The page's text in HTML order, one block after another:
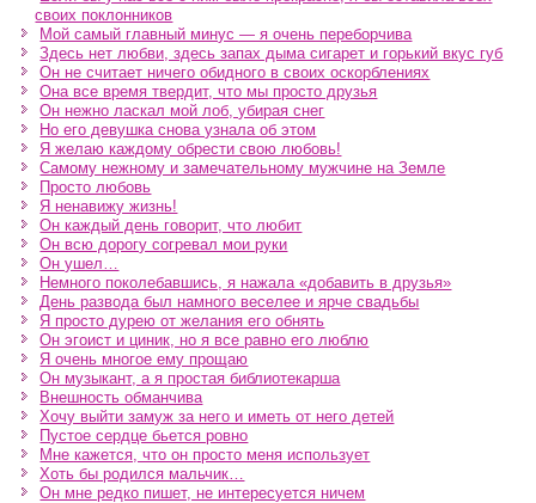
своих поклонников
Мой самый главный минус — я очень переборчива
Здесь нет любви, здесь запах дыма сигарет и горький вкус губ
Он не считает ничего обидного в своих оскорблениях
Она все время твердит, что мы просто друзья
Он нежно ласкал мой лоб, убирая снег
Но его девушка снова узнала об этом
Я желаю каждому обрести свою любовь!
Самому нежному и замечательному мужчине на Земле
Просто любовь
Я ненавижу жизнь!
Он каждый день говорит, что любит
Он всю дорогу согревал мои руки
Он ушел…
Немного поколебавшись, я нажала «добавить в друзья»
День развода был намного веселее и ярче свадьбы
Я просто дурею от желания его обнять
Он эгоист и циник, но я все равно его люблю
Я очень многое ему прощаю
Он музыкант, а я простая библиотекарша
Внешность обманчива
Хочу выйти замуж за него и иметь от него детей
Пустое сердце бьется ровно
Мне кажется, что он просто меня использует
Хоть бы родился мальчик…
Он мне редко пишет, не интересуется ничем